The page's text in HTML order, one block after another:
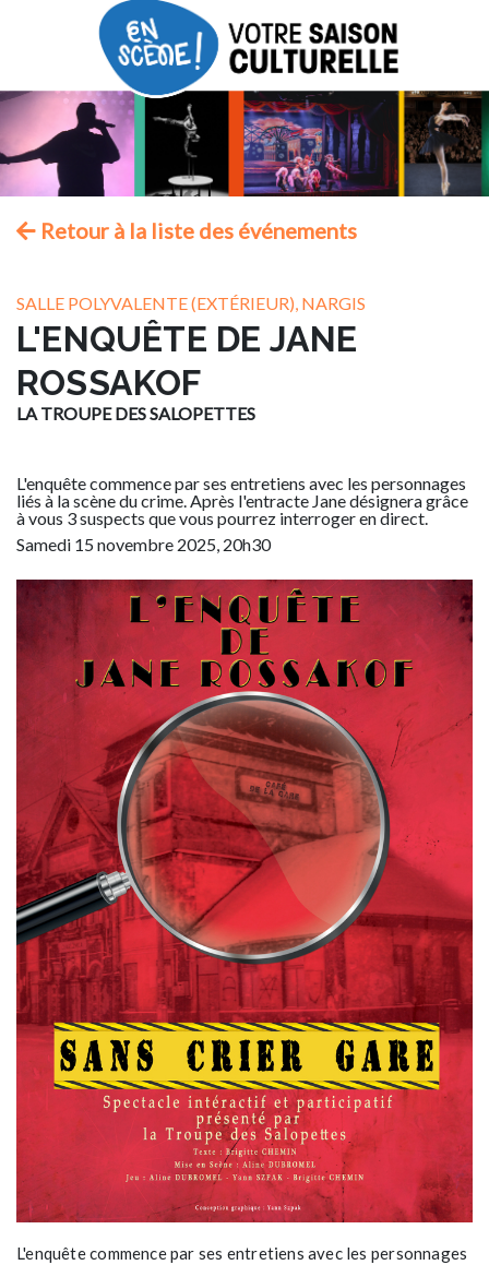
Retour à la liste des événements
SALLE POLYVALENTE (EXTÉRIEUR), NARGIS
L'ENQUÊTE DE JANE
ROSSAKOF
LA TROUPE DES SALOPETTES
L'enquête commence par ses entretiens avec les personnages
liés à la scène du crime. Après l'entracte Jane désignera grâce
à vous 3 suspects que vous pourrez interroger en direct.
Samedi 15 novembre 2025, 20h30
L'enquête commence par ses entretiens avec les personnages